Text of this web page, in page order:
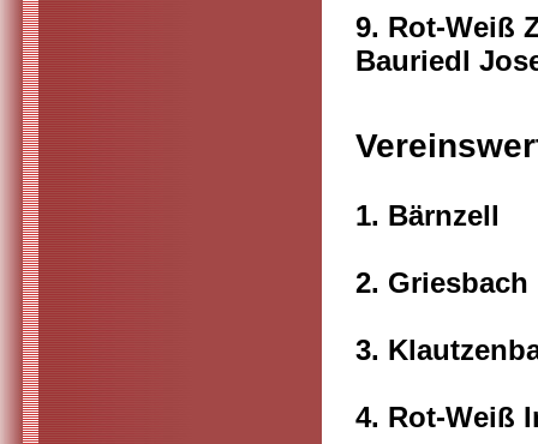
9.
Bauriedl
1.
2.
3.
4. Rot-